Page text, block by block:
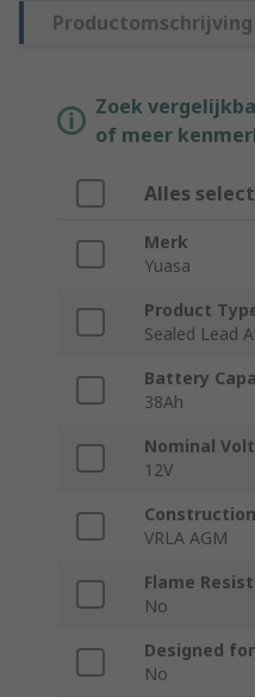
Productomschrijving
Zoek
of meer
Alles
Merk
Yuasa
Product
Sealed Lead
Battery
38Ah
Nominal
12V
Construction
VRLA AGM
Flame
No
Designed
No